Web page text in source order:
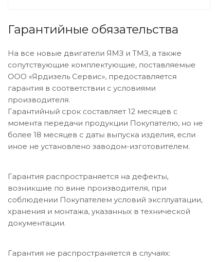
Гарантийные обязательства
На все новые двигатели ЯМЗ и ТМЗ, а также
сопутствующие комплектующие, поставляемые
ООО «Ярдизель Сервис», предоставляется
гарантия в соответствии с условиями
производителя.
Гарантийный срок составляет 12 месяцев с
момента передачи продукции Покупателю, но не
более 18 месяцев с даты выпуска изделия, если
иное не установлено заводом-изготовителем.
Гарантия распространяется на дефекты,
возникшие по вине производителя, при
соблюдении Покупателем условий эксплуатации,
хранения и монтажа, указанных в технической
документации.
Гарантия не распространяется в случаях: